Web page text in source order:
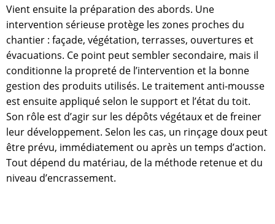
Vient ensuite la préparation des abords. Une
intervention sérieuse protège les zones proches du
chantier : façade, végétation, terrasses, ouvertures et
évacuations. Ce point peut sembler secondaire, mais il
conditionne la propreté de l’intervention et la bonne
gestion des produits utilisés. Le traitement anti-mousse
est ensuite appliqué selon le support et l’état du toit.
Son rôle est d’agir sur les dépôts végétaux et de freiner
leur développement. Selon les cas, un rinçage doux peut
être prévu, immédiatement ou après un temps d’action.
Tout dépend du matériau, de la méthode retenue et du
niveau d’encrassement.